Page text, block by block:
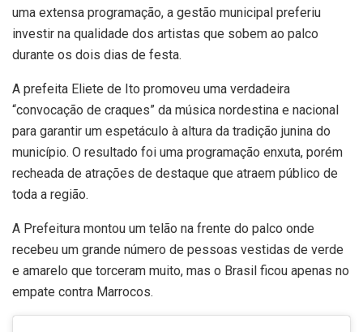
uma extensa programação, a gestão municipal preferiu
investir na qualidade dos artistas que sobem ao palco
durante os dois dias de festa.
A prefeita Eliete de Ito promoveu uma verdadeira
“convocação de craques” da música nordestina e nacional
para garantir um espetáculo à altura da tradição junina do
município. O resultado foi uma programação enxuta, porém
recheada de atrações de destaque que atraem público de
toda a região.
A Prefeitura montou um telão na frente do palco onde
recebeu um grande número de pessoas vestidas de verde
e amarelo que torceram muito, mas o Brasil ficou apenas no
empate contra Marrocos.